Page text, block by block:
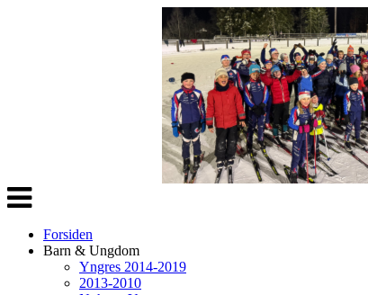
Veksle
navigasjon
Forsiden
Barn & Ungdom
Yngres 2014-2019
2013-2010